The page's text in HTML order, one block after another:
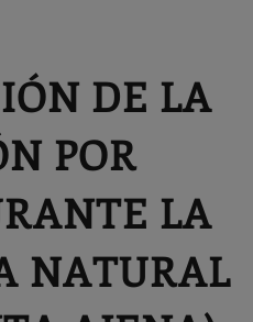
DE LA
POR
LA
NATURAL